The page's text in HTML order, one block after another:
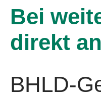
Bei
direkt
BHLD-